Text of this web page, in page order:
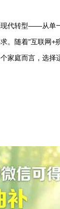
代转型——从单
。随着"互联网
家庭而言，选